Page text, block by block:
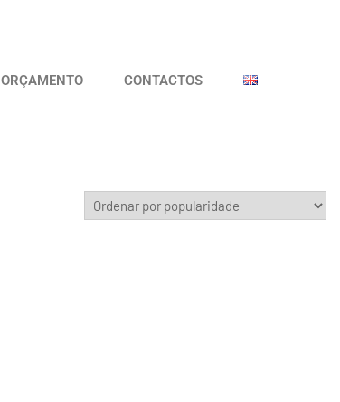
ORÇAMENTO CONTACTOS